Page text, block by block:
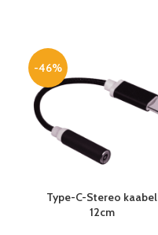
-46%
Type-C-Stereo kaabel
12cm